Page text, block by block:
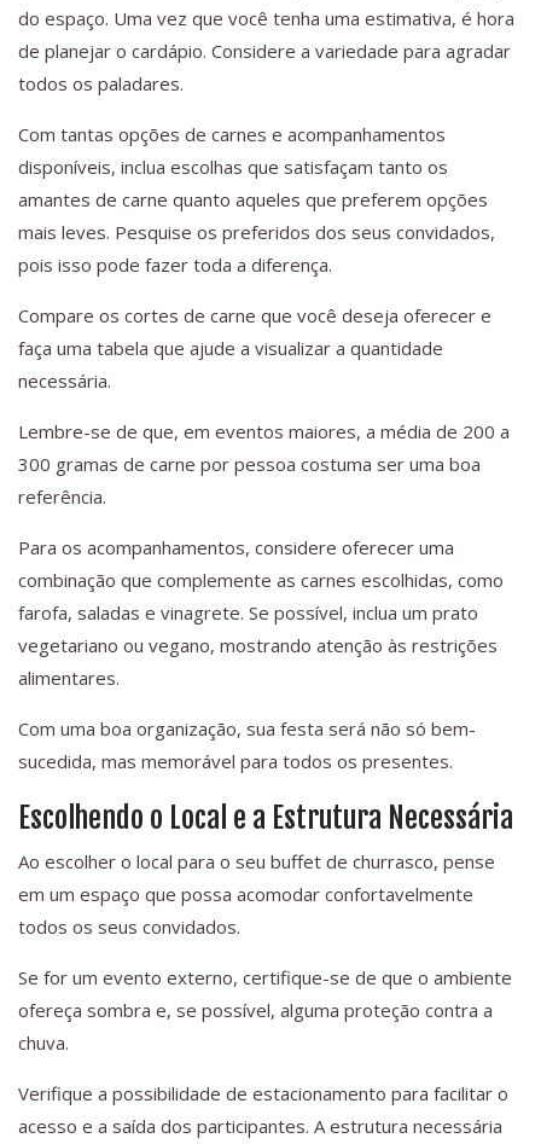
do espaço. Uma vez que você tenha uma estimativa, é hora
de planejar o cardápio. Considere a variedade para agradar
todos os paladares.
Com tantas opções de carnes e acompanhamentos
disponíveis, inclua escolhas que satisfaçam tanto os
amantes de carne quanto aqueles que preferem opções
mais leves. Pesquise os preferidos dos seus convidados,
pois isso pode fazer toda a diferença.
Compare os cortes de carne que você deseja oferecer e
faça uma tabela que ajude a visualizar a quantidade
necessária.
Lembre-se de que, em eventos maiores, a média de 200 a
300 gramas de carne por pessoa costuma ser uma boa
referência.
Para os acompanhamentos, considere oferecer uma
combinação que complemente as carnes escolhidas, como
farofa, saladas e vinagrete. Se possível, inclua um prato
vegetariano ou vegano, mostrando atenção às restrições
alimentares.
Com uma boa organização, sua festa será não só bem-
sucedida, mas memorável para todos os presentes.
Escolhendo o Local e a Estrutura Necessária
Ao escolher o local para o seu buffet de churrasco, pense
em um espaço que possa acomodar confortavelmente
todos os seus convidados.
Se for um evento externo, certifique-se de que o ambiente
ofereça sombra e, se possível, alguma proteção contra a
chuva.
Verifique a possibilidade de estacionamento para facilitar o
acesso e a saída dos participantes. A estrutura necessária